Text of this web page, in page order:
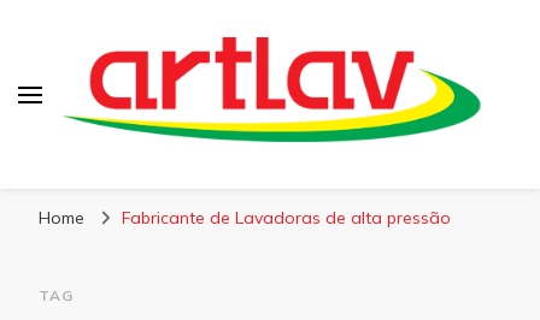
Home Fabricante de Lavadoras de alta pressão
TAG